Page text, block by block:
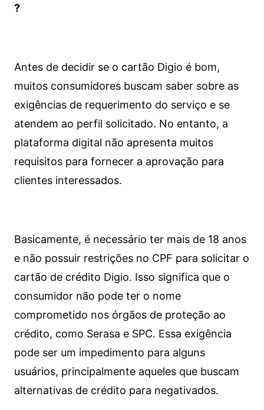
?
Antes de decidir se o cartão Digio é bom,
muitos consumidores buscam saber sobre as
exigências de requerimento do serviço e se
atendem ao perfil solicitado. No entanto, a
plataforma digital não apresenta muitos
requisitos para fornecer a aprovação para
clientes interessados.
Basicamente, é necessário ter mais de 18 anos
e não possuir restrições no CPF para solicitar o
cartão de crédito Digio. Isso significa que o
consumidor não pode ter o nome
comprometido nos órgãos de proteção ao
crédito, como Serasa e SPC. Essa exigência
pode ser um impedimento para alguns
usuários, principalmente aqueles que buscam
alternativas de crédito para negativados.